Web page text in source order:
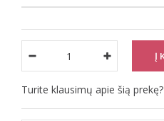
Turite klausimų apie šią prekę?